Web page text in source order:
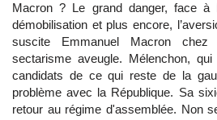
Macron ? Le grand danger, face à
démobilisation et plus encore,
suscite Emmanuel Macron
sectarisme aveugle. Mélenchon,
candidats de ce qui reste de la
problème avec la République. Sa
retour au régime d'assemblée. Non